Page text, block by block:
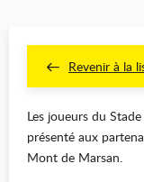
Revenir à la
Les joueurs du
présenté aux
Mont de Marsan.